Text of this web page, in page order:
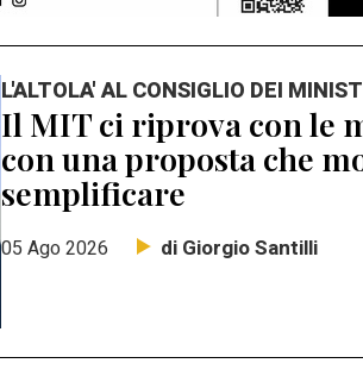
L'ALTOLA' AL CONSIGLIO DEI
Il MIT ci riprova con le
con una proposta che
semplificare
05 Ago 2026 di Giorgio Santilli